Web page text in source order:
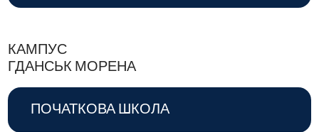
КАМПУС
ГДАНСЬК МОРЕНА
ПОЧАТКОВА ШКОЛА